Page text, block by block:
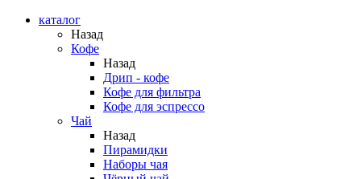
каталог
Назад
Кофе
Назад
Дрип - кофе
Кофе для фильтра
Кофе для эспрессо
Чай
Назад
Пирамидки
Наборы чая